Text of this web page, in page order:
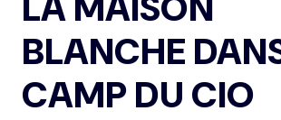
BLANCHE
CAMP DU CIO